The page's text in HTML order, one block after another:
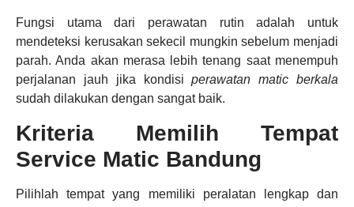
Fungsi utama dari perawatan rutin adalah untuk
mendeteksi kerusakan sekecil mungkin sebelum menjadi
parah. Anda akan merasa lebih tenang saat menempuh
perjalanan jauh jika kondisiperawatan matic berkala
sudah dilakukan dengan sangat baik.
Kriteria Memilih Tempat
Service Matic Bandung
Pilihlah tempat yang memiliki peralatan lengkap dan